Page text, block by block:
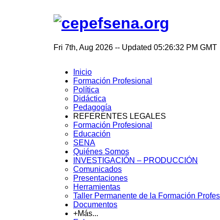
Fri 7th, Aug 2026 -- Updated 05:26:32 PM GMT
Inicio
Formación Profesional
Política
Didáctica
Pedagogía
REFERENTES LEGALES
Formación Profesional
Educación
SENA
Quiénes Somos
INVESTIGACIÓN – PRODUCCIÓN
Comunicados
Presentaciones
Herramientas
Taller Permanente de la Formación
Documentos
+Más...